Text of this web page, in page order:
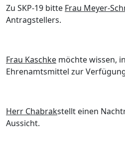
Zu SKP-19 bitte Frau Meyer-
Antragstellers.
Frau Kaschke möchte wissen,
Ehrenamtsmittel zur Verfü
Herr Chabrakstellt einen
Aussicht.